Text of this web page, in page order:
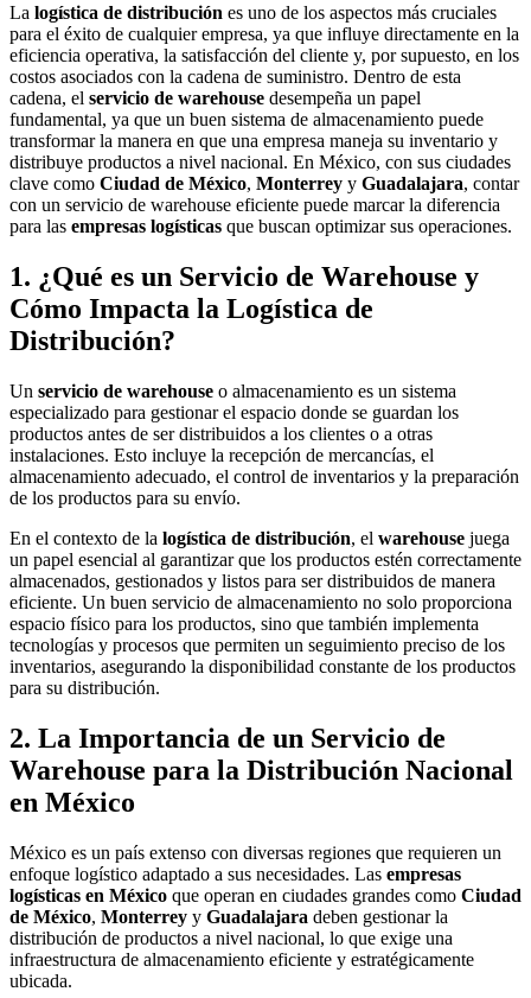
La logística de distribución es uno de los aspectos más cruciales
para el éxito de cualquier empresa, ya que influye directamente en la
eficiencia operativa, la satisfacción del cliente y, por supuesto, en los
costos asociados con la cadena de suministro. Dentro de esta
cadena, el servicio de warehouse desempeña un papel
fundamental, ya que un buen sistema de almacenamiento puede
transformar la manera en que una empresa maneja su inventario y
distribuye productos a nivel nacional. En México, con sus ciudades
clave como Ciudad de México, Monterrey y Guadalajara, contar
con un servicio de warehouse eficiente puede marcar la diferencia
para las empresas logísticas que buscan optimizar sus operaciones.
1. ¿Qué es un Servicio de Warehouse y
Cómo Impacta la Logística de
Distribución?
Un servicio de warehouse o almacenamiento es un sistema
especializado para gestionar el espacio donde se guardan los
productos antes de ser distribuidos a los clientes o a otras
instalaciones. Esto incluye la recepción de mercancías, el
almacenamiento adecuado, el control de inventarios y la preparación
de los productos para su envío.
En el contexto de la logística de distribución, el warehouse juega
un papel esencial al garantizar que los productos estén correctamente
almacenados, gestionados y listos para ser distribuidos de manera
eficiente. Un buen servicio de almacenamiento no solo proporciona
espacio físico para los productos, sino que también implementa
tecnologías y procesos que permiten un seguimiento preciso de los
inventarios, asegurando la disponibilidad constante de los productos
para su distribución.
2. La Importancia de un Servicio de
Warehouse para la Distribución Nacional
en México
México es un país extenso con diversas regiones que requieren un
enfoque logístico adaptado a sus necesidades. Las empresas
logísticas en México que operan en ciudades grandes como Ciudad
de México, Monterrey y Guadalajara deben gestionar la
distribución de productos a nivel nacional, lo que exige una
infraestructura de almacenamiento eficiente y estratégicamente
ubicada.